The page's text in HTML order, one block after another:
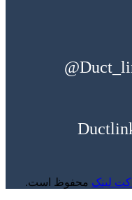
لینک محفوظ است.